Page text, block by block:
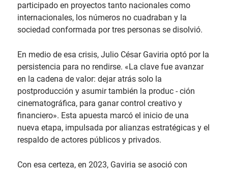
participado en proyectos tanto nacionales como
internacionales, los números no cuadraban y la
sociedad conformada por tres personas se disolvió.
En medio de esa crisis, Julio César Gaviria optó por la
persistencia para no rendirse. «La clave fue avanzar
en la cadena de valor: dejar atrás solo la
postproducción y asumir también la produc - ción
cinematográfica, para ganar control creativo y
financiero». Esta apuesta marcó el inicio de una
nueva etapa, impulsada por alianzas estratégicas y el
respaldo de actores públicos y privados.
Con esa certeza, en 2023, Gaviria se asoció con